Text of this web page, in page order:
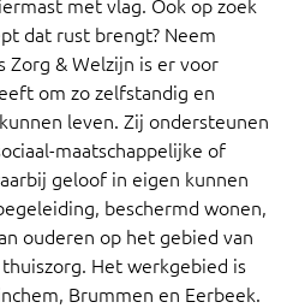
dat rust brengt? Neem
& Welzijn is er voor
om zo zelfstandig en
leven. Zij ondersteunen
maatschappelijke of
geloof in eigen kunnen
beschermd wonen,
ouderen op het gebied van
Het werkgebied is
Brummen en Eerbeek.